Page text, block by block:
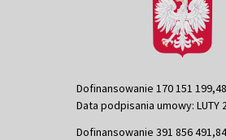
Dofinansowanie 170 151
Data podpisania umowy: LUTY
Dofinansowanie 391 856